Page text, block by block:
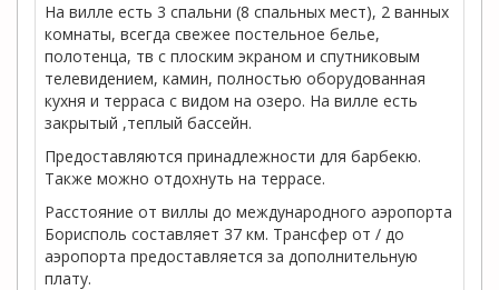
На вилле есть 3 спальни (8 спальных мест), 2 ванных
комнаты, всегда свежее постельное белье,
полотенца, тв с плоским экраном и спутниковым
телевидением, камин, полностью оборудованная
кухня и терраса с видом на озеро. На вилле есть
закрытый ,теплый бассейн.
Предоставляются принадлежности для барбекю.
Также можно отдохнуть на террасе.
Расстояние от виллы до международного аэропорта
Борисполь составляет 37 км. Трансфер от / до
аэропорта предоставляется за дополнительную
плату.